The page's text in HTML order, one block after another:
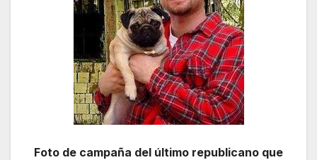
Foto de campaña del último republicano que